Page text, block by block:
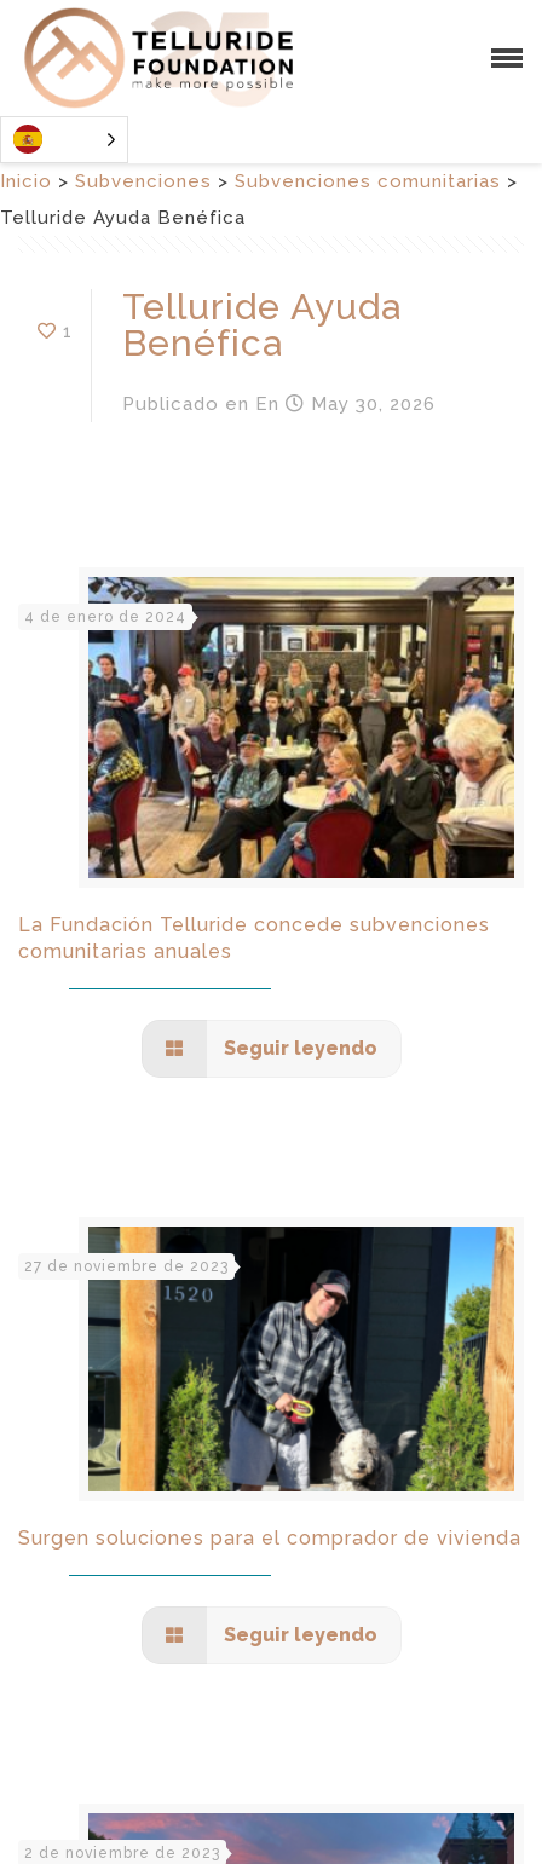
Inicio > Subvenciones > Subvenciones comunitarias >
Telluride Ayuda Benéfica
1
Telluride Ayuda
Benéfica
Publicado en En May 30, 2026
4 de enero de 2024
La Fundación Telluride concede subvenciones
comunitarias anuales
Seguir leyendo
27 de noviembre de 2023
Surgen soluciones para el comprador de vivienda
Seguir leyendo
2 de noviembre de 2023